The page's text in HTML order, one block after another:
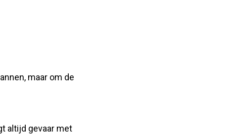
maar om de
altijd gevaar met